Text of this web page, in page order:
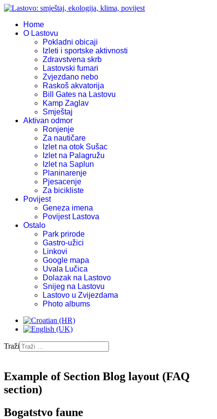
Home
O Lastovu
Pokladni obicaji
Izleti i sportske aktivnosti
Zdravstvena skrb
Lastovski fumari
Zvjezdano nebo
Raskoš akvatorija
Bill Gates na Lastovu
Kamp Zaglav
Smještaj
Aktivan odmor
Ronjenje
Za nautičare
Izlet na otok Sušac
Izlet na Palagružu
Izlet na Saplun
Planinarenje
Pjesacenje
Za bicikliste
Povijest
Geneza imena
Povijest Lastova
Ostalo
Park prirode
Gastro-užici
Linkovi
Google mapa
Uvala Lučica
Dolazak na Lastovo
Snijeg na Lastovu
Lastovo u Zvijezdama
Photo albums
Traži
Example of Section Blog layout (FAQ
section)
Bogatstvo faune